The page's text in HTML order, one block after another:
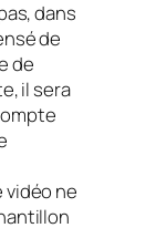
dans
de
de
il sera
ne